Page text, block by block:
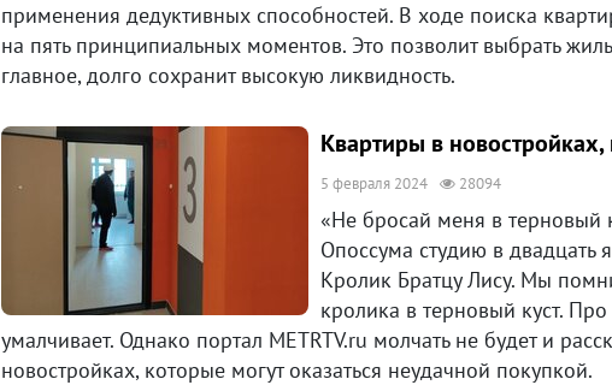
применения дедуктивных способностей. В ходе поиска
на пять принципиальных моментов. Это позволит выбрать
главное, долго сохранит высокую ликвидность.
Квартиры в
5 февраля 2024 28094
«Не бросай меня в терновый
Опоссума студию в двадцать
Кролик Братцу Лису. Мы
кролика в терновый куст.
умалчивает. Однако портал METRTV.ru молчать не будет и
новостройках, которые могут оказаться неудачной покупкой.